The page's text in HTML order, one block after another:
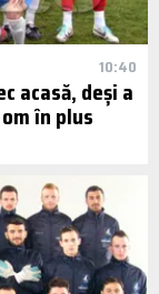
10:40
acasă, deși a
în plus